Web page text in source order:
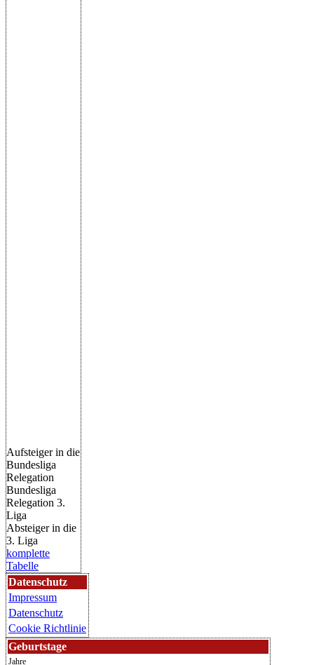
Aufsteiger in die
Bundesliga
Relegation
Bundesliga
Relegation 3.
Liga
Absteiger in die
3. Liga
komplette
Tabelle
Datenschutz
Impressum
Datenschutz
Cookie Richtlinie
Geburtstage
Jahre